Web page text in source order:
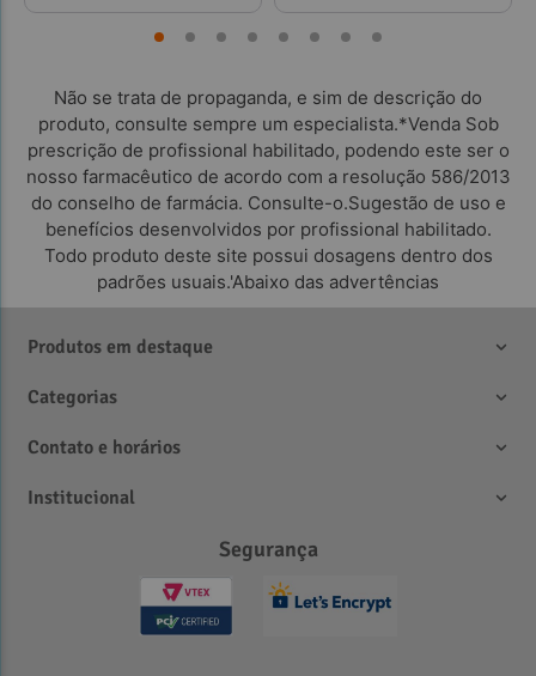
Não se trata de propaganda, e sim de descrição do
produto, consulte sempre um especialista.*Venda Sob
prescrição de profissional habilitado, podendo este ser o
nosso farmacêutico de acordo com a resolução 586/2013
do conselho de farmácia. Consulte-o.Sugestão de uso e
benefícios desenvolvidos por profissional habilitado.
Todo produto deste site possui dosagens dentro dos
padrões usuais.'Abaixo das advertências
Produtos em destaque
Categorias
Contato e horários
Institucional
Segurança